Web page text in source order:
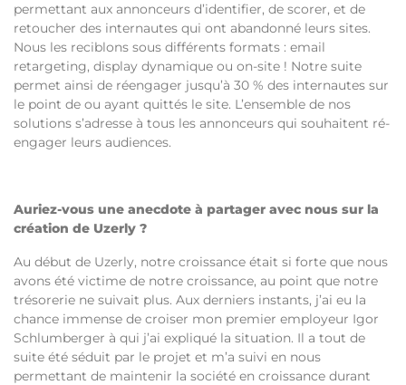
permettant aux annonceurs d’identifier, de scorer, et de
retoucher des internautes qui ont abandonné leurs sites.
Nous les reciblons sous différents formats : email
retargeting, display dynamique ou on-site ! Notre suite
permet ainsi de réengager jusqu’à 30 % des internautes sur
le point de ou ayant quittés le site. L’ensemble de nos
solutions s’adresse à tous les annonceurs qui souhaitent ré-
engager leurs audiences.
Auriez-vous une anecdote à partager avec nous sur la
création de Uzerly ?
Au début de Uzerly, notre croissance était si forte que nous
avons été victime de notre croissance, au point que notre
trésorerie ne suivait plus. Aux derniers instants, j’ai eu la
chance immense de croiser mon premier employeur Igor
Schlumberger à qui j’ai expliqué la situation. Il a tout de
suite été séduit par le projet et m’a suivi en nous
permettant de maintenir la société en croissance durant